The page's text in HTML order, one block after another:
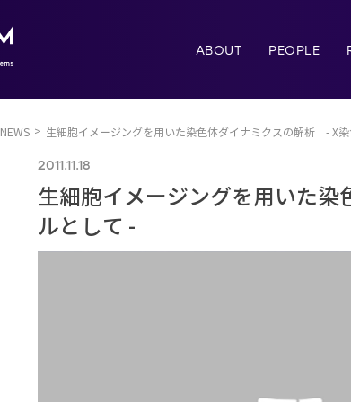
ABOUT PEOPLE
NEWS 生細胞イメージングを用いた染色体ダイナミクスの解析 - X
2011.11.18
生細胞イメージングを用いた
ルとして -